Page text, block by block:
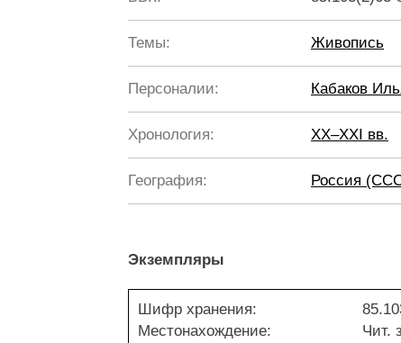
Темы: Живопись
Персоналии: Кабаков
Хронология: XX–XXI вв.
География: Россия
Экземпляры
Шифр хранения:
Местонахождение:
Чит.